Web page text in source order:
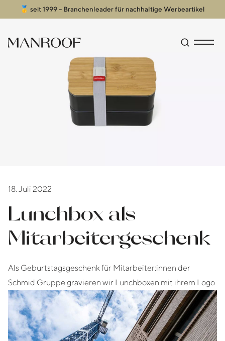
🥇 seit 1999 – Branchenleader für nachhaltige Werbeartikel
Header
Manroof GmbH Suche
18. Juli 2022
Lunchbox als
Mitarbeitergeschenk
Als Geburtstagsgeschenk für Mitarbeiter:innen der
Schmid Gruppe gravieren wir Lunchboxen mit ihrem Logo